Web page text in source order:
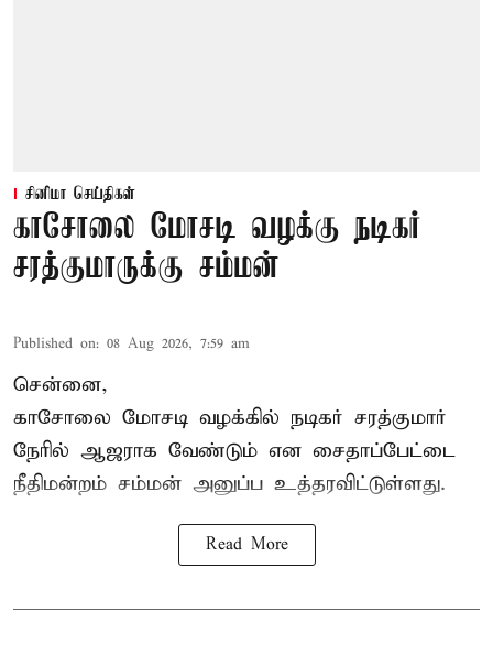
சினிமா செய்திகள்
காசோலை மோசடி வழக்கு நடிகர்
சரத்குமாருக்கு சம்மன்
Published on: 08 Aug 2026, 7:59 am
சென்னை,
காசோலை மோசடி வழக்கில் நடிகர் சரத்குமார்
நேரில் ஆஜராக வேண்டும் என சைதாப்பேட்டை
நீதிமன்றம் சம்மன் அனுப்ப உத்தரவிட்டுள்ளது.
Read More